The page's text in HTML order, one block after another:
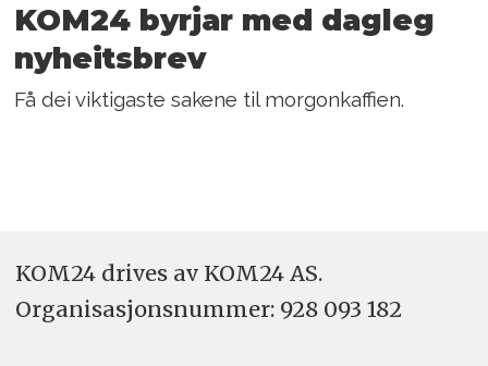
KOM24 byrjar med dagleg
nyheitsbrev
Få dei viktigaste sakene til morgonkaffien.
KOM24 drives av KOM24 AS.
Organisasjons­nummer: 928 093 182